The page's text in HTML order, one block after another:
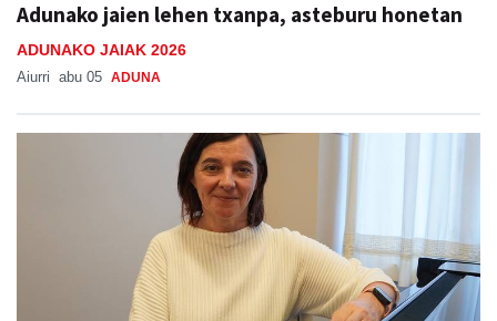
Adunako jaien lehen txanpa, asteburu honetan
ADUNAKO JAIAK 2026
Aiurri abu 05 ADUNA